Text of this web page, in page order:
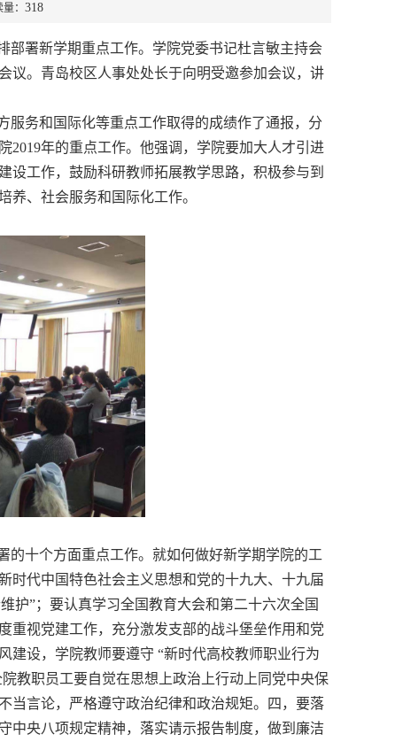
： 318
署新学期重点工作。学院党委书记杜言敏主持会
议。青岛校区人事处处长于向明受邀参加会议，讲
务和国际化等重点工作取得的成绩作了通报，分
年的重点工作。他强调，学院要加大人才引进
设工作，鼓励科研教师拓展教学思路，积极参与到
养、社会服务和国际化工作。
十个方面重点工作。就如何做好新学期学院的工
时代中国特色社会主义思想和党的十九大、十九届
护”；要认真学习全国教育大会和第二十六次全国
重视党建工作，充分激发支部的战斗堡垒作用和党
建设，学院教师要遵守 “新时代高校教师职业行为
教职员工要自觉在思想上政治上行动上同党中央保
当言论，严格遵守政治纪律和政治规矩。四，要落
中央八项规定精神，落实请示报告制度，做到廉洁